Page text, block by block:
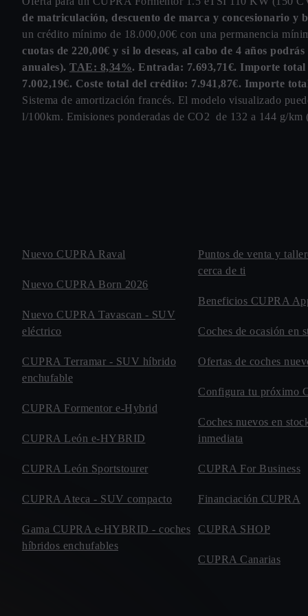
de matriculación, descuento de marca y concesionario
un crédito mínimo de 18.000,00€ con una permanencia
cuotas de 220,00€ y si lo deseas, al cabo de 4 años
anuales). TAE: 8,34%. Entrada: 7.693,71€. Importe
7.002,19€. Coste total del crédito: 7.941,87€. Importe
Sistema de amortización francés. El modelo visualizado
l/100km. Emisiones ponderadas de CO2 de 132 a 144 g/
Nuevo CUPRA Raval
Nuevo CUPRA Born 2026
Nuevo CUPRA Tavascan - SUV
eléctrico
CUPRA Terramar - SUV híbrido
enchufable
CUPRA Formentor e-Hybrid
CUPRA León e-HYBRID
CUPRA León Sportstourer
CUPRA Ateca - SUV compacto
Gama CUPRA e-HYBRID - coches
híbridos enchufables
Puntos de venta y
cerca de ti
Beneficios CUPRA
Coches de ocasión en
Ofertas de coches
Configura tu próximo
Coches nuevos en
inmediata
CUPRA For Business
Financiación CUPRA
CUPRA SHOP
CUPRA Canarias